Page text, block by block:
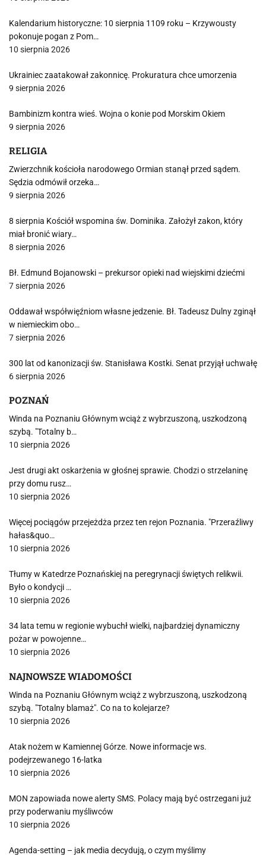
Kalendarium historyczne: 10 sierpnia 1109 roku – Krzywousty
pokonuje pogan z Pom…
10 sierpnia 2026
Ukrainiec zaatakował zakonnicę. Prokuratura chce umorzenia
9 sierpnia 2026
Bambinizm kontra wieś. Wojna o konie pod Morskim Okiem
9 sierpnia 2026
RELIGIA
Zwierzchnik kościoła narodowego Ormian stanął przed sądem.
Sędzia odmówił orzeka…
9 sierpnia 2026
8 sierpnia Kościół wspomina św. Dominika. Założył zakon, który
miał bronić wiary…
8 sierpnia 2026
Bł. Edmund Bojanowski – prekursor opieki nad wiejskimi dziećmi
7 sierpnia 2026
Oddawał współwięźniom własne jedzenie. Bł. Tadeusz Dulny zginął
w niemieckim obo…
7 sierpnia 2026
300 lat od kanonizacji św. Stanisława Kostki. Senat przyjął uchwałę
6 sierpnia 2026
POZNAŃ
Winda na Poznaniu Głównym wciąż z wybrzuszoną, uszkodzoną
szybą. "Totalny b…
10 sierpnia 2026
Jest drugi akt oskarżenia w głośnej sprawie. Chodzi o strzelaninę
przy domu rusz…
10 sierpnia 2026
Więcej pociągów przejeżdża przez ten rejon Poznania. "Przeraźliwy
hałas&quo…
10 sierpnia 2026
Tłumy w Katedrze Poznańskiej na peregrynacji świętych relikwii.
Było o kondycji …
10 sierpnia 2026
34 lata temu w regionie wybuchł wielki, najbardziej dynamiczny
pożar w powojenne…
10 sierpnia 2026
NAJNOWSZE WIADOMOŚCI
Winda na Poznaniu Głównym wciąż z wybrzuszoną, uszkodzoną
szybą. "Totalny blamaż". Co na to kolejarze?
10 sierpnia 2026
Atak nożem w Kamiennej Górze. Nowe informacje ws.
podejrzewanego 16-latka
10 sierpnia 2026
MON zapowiada nowe alerty SMS. Polacy mają być ostrzegani już
przy poderwaniu myśliwców
10 sierpnia 2026
Agenda-setting – jak media decydują, o czym myślimy